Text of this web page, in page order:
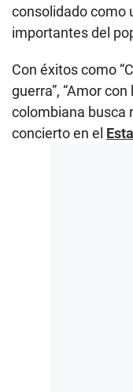
consolidado como
importantes del
Con éxitos como
guerra”, “Amor con
colombiana busca
concierto en el